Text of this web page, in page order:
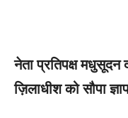
नेता प्रतिपक्ष मधुसूदन
ज़िलाधीश को सौपा